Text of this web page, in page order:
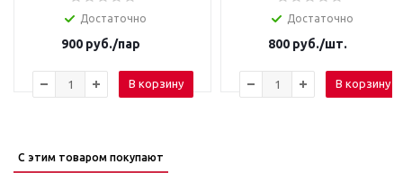
Достаточно
900 руб./пар
В корзину
Достаточно
800 руб./шт.
В корзину
С этим товаром покупают